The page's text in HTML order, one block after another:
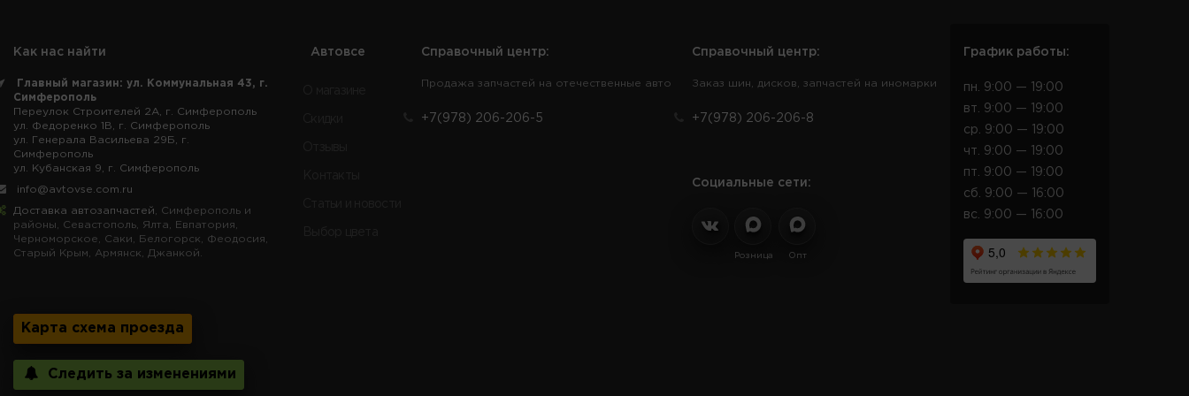
Как нас найти
Главный магазин: ул. Коммунальная 43, г.
Симферополь
Переулок Строителей 2А, г. Симферополь
ул. Федоренко 1В, г. Симферополь
ул. Генерала Васильева 29Б, г.
Симферополь
ул. Кубанская 9, г. Симферополь
info@avtovse.com.ru
Доставка автозапчастей , Симферополь и
районы, Севастополь, Ялта, Евпатория,
Черноморское, Саки, Белогорск, Феодосия,
Старый Крым, Армянск, Джанкой.
Карта схема проезда
Следить за изменениями
Автовсе Справочный центр:
Продажа запчастей на отечественные авто
+7(978) 206-206-5
Справочный центр:
Заказ шин, дисков, запчастей на иномарки
+7(978) 206-206-8
Социальные сети:
Розница Опт
График работы:
пн. 9:00 — 19:00
вт. 9:00 — 19:00
ср. 9:00 — 19:00
чт. 9:00 — 19:00
пт. 9:00 — 19:00
сб. 9:00 — 16:00
вс. 9:00 — 16:00